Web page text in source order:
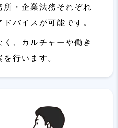
・企業法務それぞれ
バイスが可能です。
、カルチャーや働き
行います。